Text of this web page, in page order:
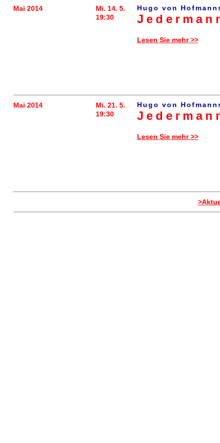
Mai 2014
Mi. 14. 5.
19:30
Hugo von
Lesen Sie mehr >>
Mai 2014
Mi. 21. 5.
19:30
Hugo von
Lesen Sie mehr >>